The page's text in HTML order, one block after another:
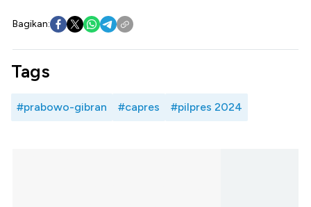
Bagikan:
Tags
#prabowo-gibran #capres #pilpres 2024